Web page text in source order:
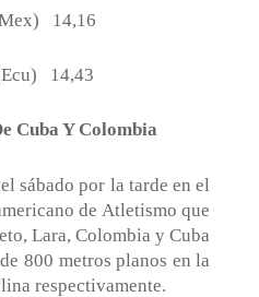
14,16
14,43
Cuba Y Colombia
sábado por la tarde en el
de Atletismo que
Lara, Colombia y Cuba
800 metros planos en la
respectivamente.